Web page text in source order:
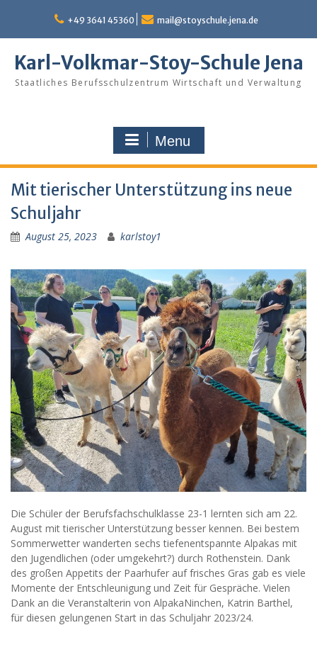
content
+49 3641 45360 mail@stoyschule.jena.de
Karl-Volkmar-Stoy-Schule Jena
Staatliches Berufsschulzentrum Wirtschaft und Verwaltung
Menu
Mit tierischer Unterstützung ins neue
Schuljahr
August 25, 2023 karlstoy1
Die Schüler der Berufsfachschulklasse 23-1 lernten sich am 22.
August mit tierischer Unterstützung besser kennen. Bei bestem
Sommerwetter wanderten sechs tiefenentspannte Alpakas mit
den Jugendlichen (oder umgekehrt?) durch Rothenstein. Dank
des großen Appetits der Paarhufer auf frisches Gras gab es viele
Momente der Entschleunigung und Zeit für Gespräche. Vielen
Dank an die Veranstalterin von AlpakaNinchen, Katrin Barthel,
für diesen gelungenen Start in das Schuljahr 2023/24.